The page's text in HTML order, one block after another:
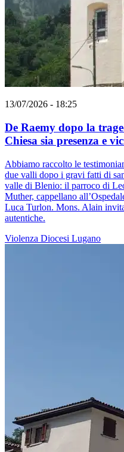
13/07/2026 - 18:25
De Raemy dopo la
Chiesa sia presenza e
Abbiamo raccolto le
due valli dopo i gravi fatti di
valle di Blenio: il parroco di
Muther, cappellano
Luca Turlon. Mons. Alain
autentiche.
Violenza Diocesi Lugano